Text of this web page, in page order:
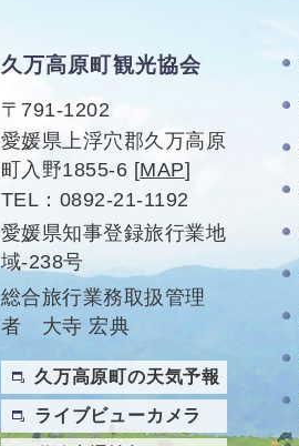
久万高原町観光協会
〒791-1202
愛媛県上浮穴郡久万高原
町入野1855-6 [MAP]
TEL
0892-21-1192
愛媛県知事登録旅行業地
域-238号
総合旅行業務取扱管理
者 大寺 宏典
久万高原町の天気予報
ライブビューカメラ